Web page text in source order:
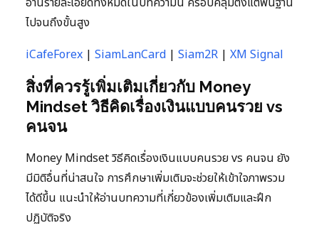
ไปจนถึงขั้นสูง
iCafeForex | SiamLanCard | Siam2R | XM Signal
สิ่งที่ควรรู้เพิ่มเติมเกี่ยวกับ Money
Mindset วิธีคิดเรื่องเงินแบบคนรวย vs
คนจน
Money Mindset วิธีคิดเรื่องเงินแบบคนรวย vs คนจน ยัง
มีมิติอื่นที่น่าสนใจ การศึกษาเพิ่มเติมจะช่วยให้เข้าใจภาพรวม
ได้ดีขึ้น แนะนำให้อ่านบทความที่เกี่ยวข้องเพิ่มเติมและฝึก
ปฏิบัติจริง